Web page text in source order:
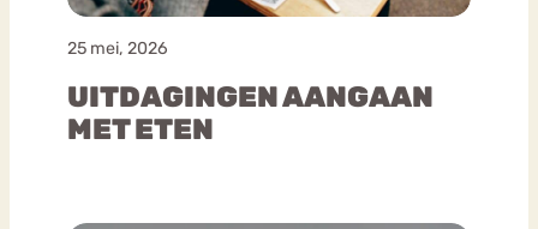
25 mei, 2026
UITDAGINGEN AANGAAN
MET ETEN